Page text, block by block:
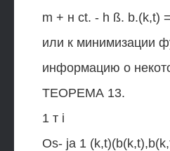
m + н ct. - h ß. b.(k,t)
или к минимизации
информацию о
ТЕОРЕМА 13.
1 т i
Os- ja 1